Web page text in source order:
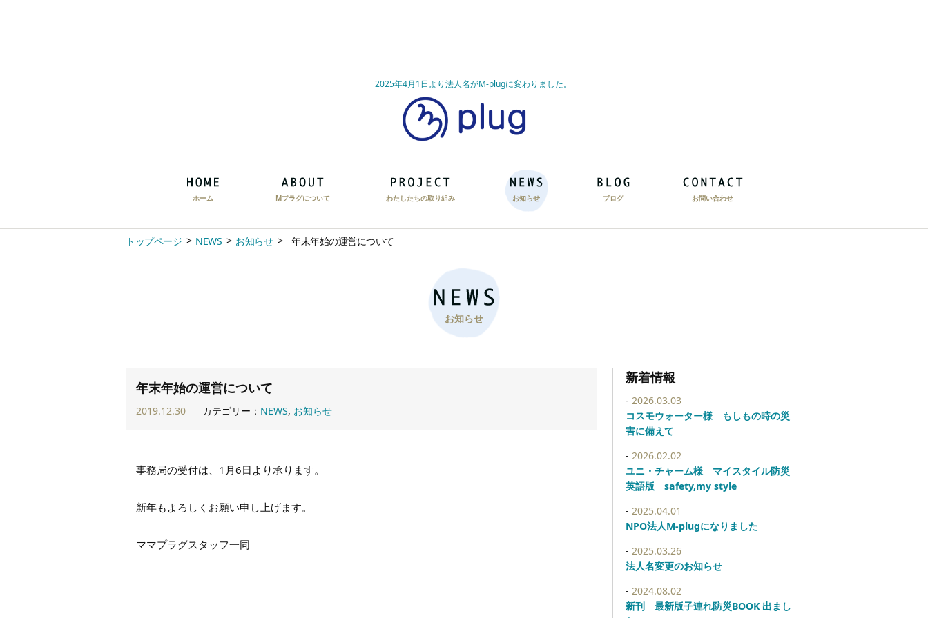
2025年4月1日より法人名がM-plugに変わりました。
ホーム Mプラグについて わたしたちの取り組み お知らせ ブログ お問い合わせ
トップページ NEWS お知らせ 年末年始の運営について
お知らせ
年末年始の運営について
2019.12.30 カテゴリー： NEWS, お知らせ
事務局の受付は、1月6日より承ります。
新年もよろしくお願い申し上げます。
ママプラグスタッフ一同
新着情報
2026.03.03
コスモウォーター様 もしもの時の災
害に備えて
2026.02.02
ユニ・チャーム様 マイスタイル防災
英語版 safety,my style
2025.04.01
NPO法人M-plugになりました
2025.03.26
法人名変更のお知らせ
2024.08.02
新刊 最新版子連れ防災BOOK 出まし